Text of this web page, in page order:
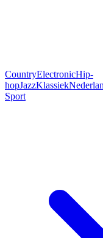
CountryElectronicHip-
hopJazzKlassiek
Sport